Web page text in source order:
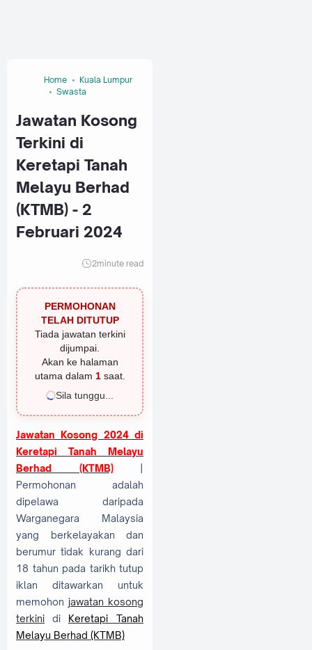
Home
Kuala Lumpur
Swasta
Jawatan Kosong
Terkini di
Keretapi Tanah
Melayu Berhad
(KTMB) - 2
Februari 2024
2minute read
PERMOHONAN
TELAH DITUTUP
Tiada jawatan terkini
dijumpai.
Akan ke halaman
utama dalam 1saat.
Sila tunggu...
Jawatan Kosong 2024 di
Keretapi Tanah Melayu
Berhad (KTMB)|
Permohonan adalah
dipelawa daripada
Warganegara Malaysia
yang berkelayakan dan
berumur tidak kurang dari
18 tahun pada tarikh tutup
iklan ditawarkan untuk
memohon jawatan kosong
terkini di Keretapi Tanah
Melayu Berhad (KTMB)